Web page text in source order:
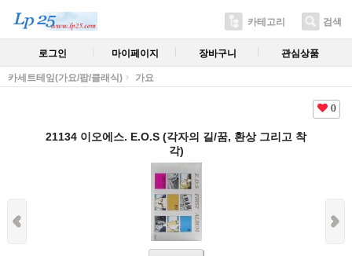
카테고리 검색
로그인 마이페이지 장바구니 관심상품
카세트테잎(가요/팝/클래식) 가요
0
21134 이오에스. E.O.S (각자의 길/꿈, 환상 그리고 착
각)